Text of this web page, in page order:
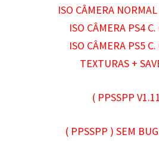
ISO CÂMERA
ISO CÂMERA PS4
ISO CÂMERA PS5
TEXTURAS +
( PPSSPP
( PPSSPP ) SEM